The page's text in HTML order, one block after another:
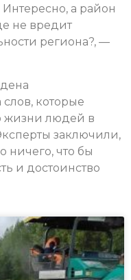
а район
не вредит
региона?, —
слов, которые
жизни людей в
заключили,
ничего, что бы
и достоинство